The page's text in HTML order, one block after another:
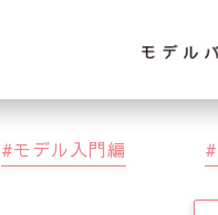
モデル入門編